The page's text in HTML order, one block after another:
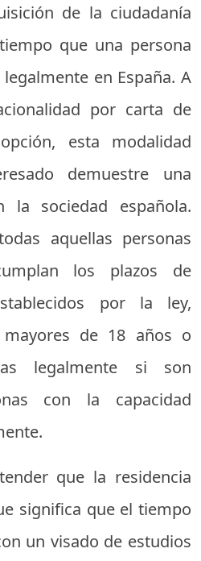
de la ciudadanía
que una persona
en España. A
por carta de
esta modalidad
demuestre una
la sociedad española.
aquellas personas
los plazos de
por la ley,
de 18 años o
legalmente si son
con la capacidad
que la residencia
significa que el tiempo
un visado de estudios